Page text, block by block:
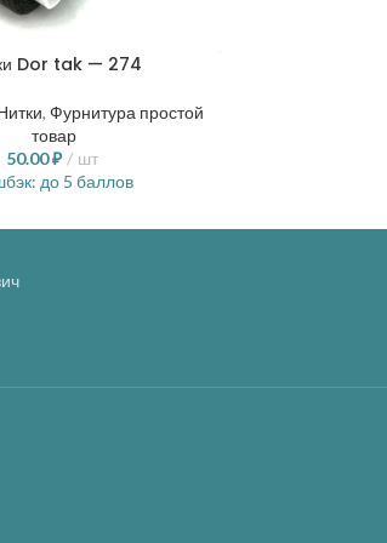
Dor tak — 274
,Фурнитура простой
товар
50.00₽
шт
до 5 баллов